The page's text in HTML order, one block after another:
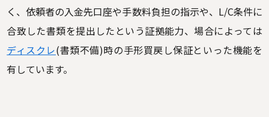
く、依頼者の入金先口座や手数料負担の指示や、L/C条件に
合致した書類を提出したという証拠能力、場合によっては
ディスクレ(書類不備)時の手形買戻し保証といった機能を
有しています。